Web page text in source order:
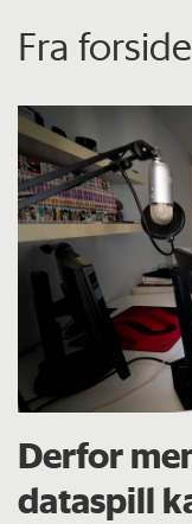
Fra
Derfor
dataspill